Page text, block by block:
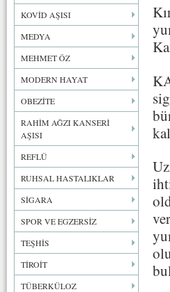
KOVİD AŞISI
MEDYA
MEHMET ÖZ
MODERN HAYAT
OBEZİTE
RAHİM AĞZI KANSERİ
AŞISI
REFLÜ
RUHSAL HASTALIKLAR
SİGARA
SPOR VE EGZERSİZ
TEŞHİS
TİROİT
TÜBERKÜLOZ